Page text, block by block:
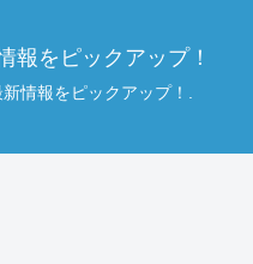
をピックアップ！
情報をピックアップ！.